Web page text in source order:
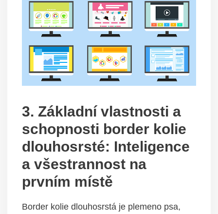
3. Základní vlastnosti a
schopnosti border kolie
dlouhosrsté: Inteligence
a všestrannost na
prvním místě
Border kolie dlouhosrstá je plemeno psa,